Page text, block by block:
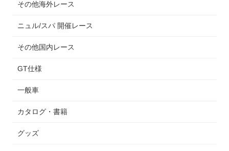
その他海外レース
ニュル/スパ 開催レース
その他国内レース
GT仕様
一般車
カタログ・書籍
グッズ